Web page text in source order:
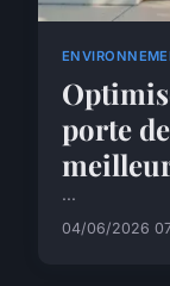
porte
...
04/06/2026